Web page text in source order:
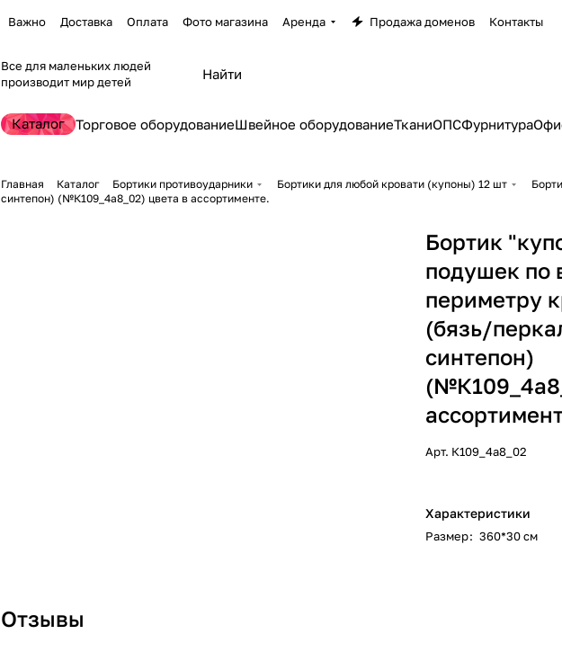
Важно Доставка Оплата Фото магазина Аренда Продажа доменов Контакты
Все для маленьких людей
производит мир детей
Каталог Торговое оборудованиеШвейное оборудованиеТканиОПСФурнитура
Главная Каталог Бортики противоударники Бортики для любой кровати (купоны) 12 шт
синтепон) (№К109_4а8_02) цвета в ассортименте.
Бортик
подушек по
периметру
(бязь/
синтепон)
Арт. К109_4а8_02
Характеристики
Размер: 360*30 см
Отзывы